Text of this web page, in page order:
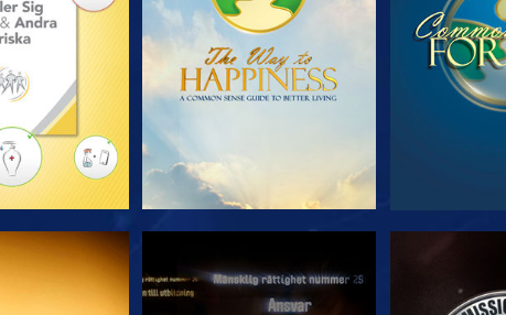
TITTA